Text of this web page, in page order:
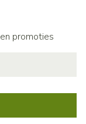
promoties